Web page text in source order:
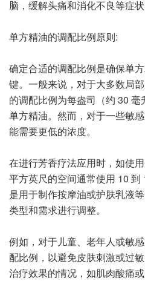
脑，缓解头痛和消化不良等症状
单方精油的调配比例原则:
确定合适的调配比例是确保单
键。一般来说，对于大多数局
的调配比例为每盎司（约 30
单方精油。然而，对于一些敏
能需要更低的浓度。
在进行芳香疗法应用时，如使
平方英尺的空间通常使用 10
是用于制作按摩油或护肤乳液
类型和需求进行调整。
例如，对于儿童、老年人或敏
配比例，以避免皮肤刺激或过
治疗效果的情况，如肌肉酸痛